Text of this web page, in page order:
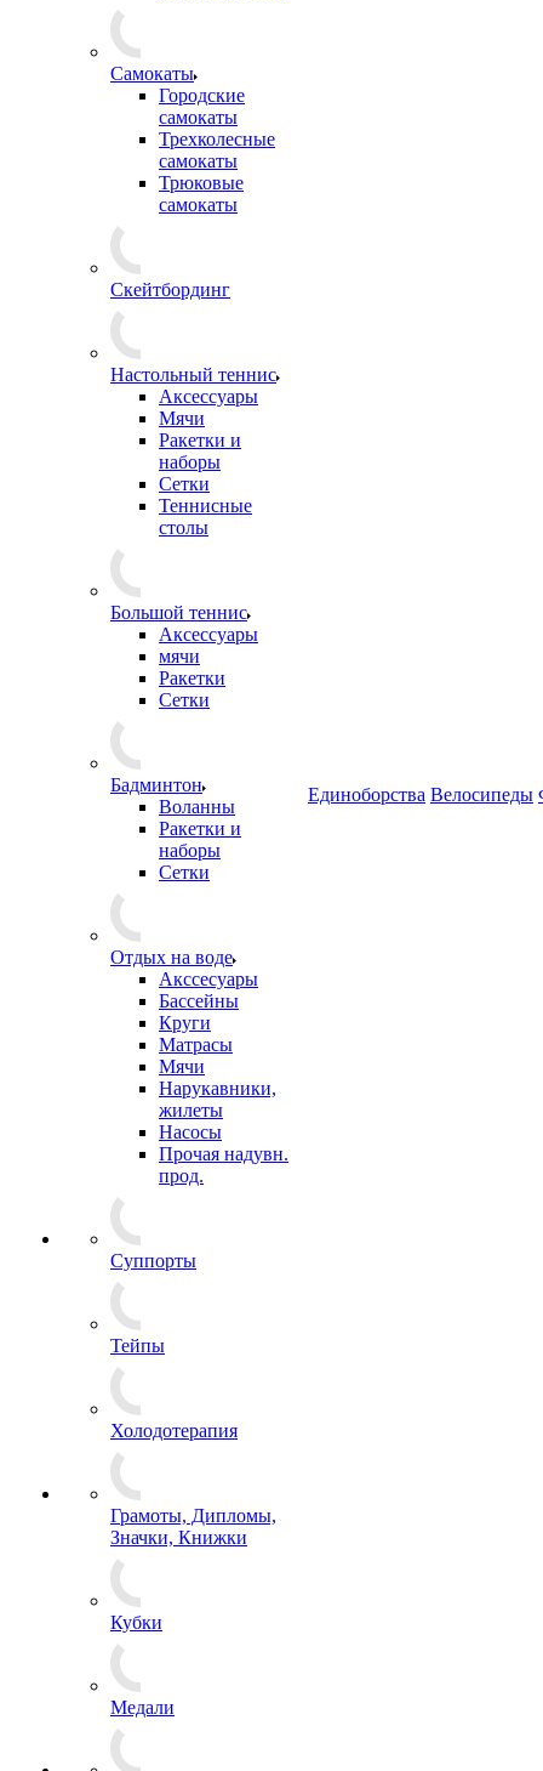
Самокаты
Городские
самокаты
Трехколесные
самокаты
Трюковые
самокаты
Скейтбординг
Настольный теннис
Аксессуары
Мячи
Ракетки и
наборы
Сетки
Теннисные
столы
Большой теннис
Аксессуары
мячи
Ракетки
Сетки
Бадминтон
Воланны
Ракетки и
наборы
Сетки
Отдых на воде
Акссесуары
Бассейны
Круги
Матрасы
Мячи
Нарукавники,
жилеты
Насосы
Прочая надувн.
прод.
Суппорты
Тейпы
Холодотерапия
Грамоты, Дипломы,
Значки, Книжки
Кубки
Медали
Единоборства Велосипеды